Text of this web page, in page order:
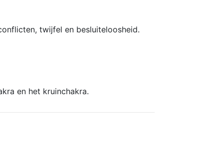
twijfel en besluiteloosheid.
en het kruinchakra.